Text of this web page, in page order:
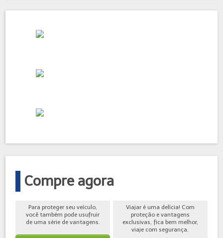
Compre agora
Para proteger seu veículo,
você também pode usufruir
de uma série de vantagens.
Viajar é uma delícia! Com
proteção e vantagens
exclusivas, fica bem melhor,
viaje com segurança.